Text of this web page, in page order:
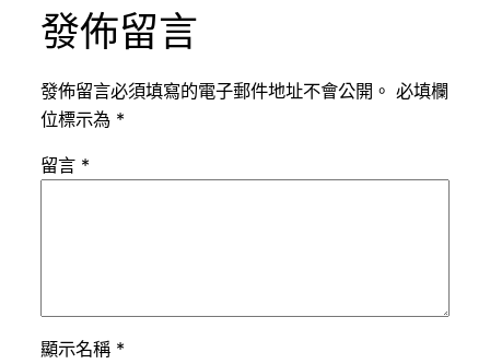
發佈留言
發佈留言必須填寫的電子郵件地址不會公開。 必填欄
位標示為 *
留言 *
顯示名稱 *